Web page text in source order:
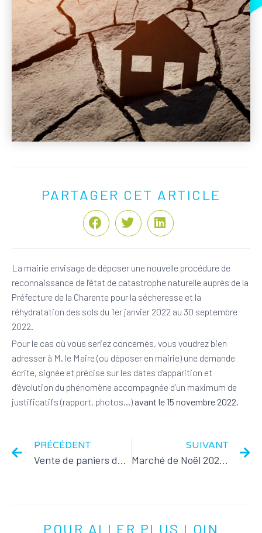
PARTAGER CET ARTICLE
La mairie envisage de déposer une nouvelle procédure de
reconnaissance de l’état de catastrophe naturelle auprès de la
Préfecture de la Charente pour la sécheresse et la
réhydratation des sols du 1er janvier 2022 au 30 septembre
2022.
Pour le cas où vous seriez concernés, vous voudrez bien
adresser à M. le Maire (ou déposer en mairie) une demande
écrite, signée et précise sur les dates d’apparition et
d’évolution du phénomène accompagnée d’un maximum de
justificatifs (rapport, photos…) avant le 15 novembre 2022
PRÉCÉDENT
Vente de paniers de légumes bio à la sortie des écoles
SUIVANT
Marché de Noël 2022 : appel à candidature des exposants
POUR ALLER PLUS LOIN